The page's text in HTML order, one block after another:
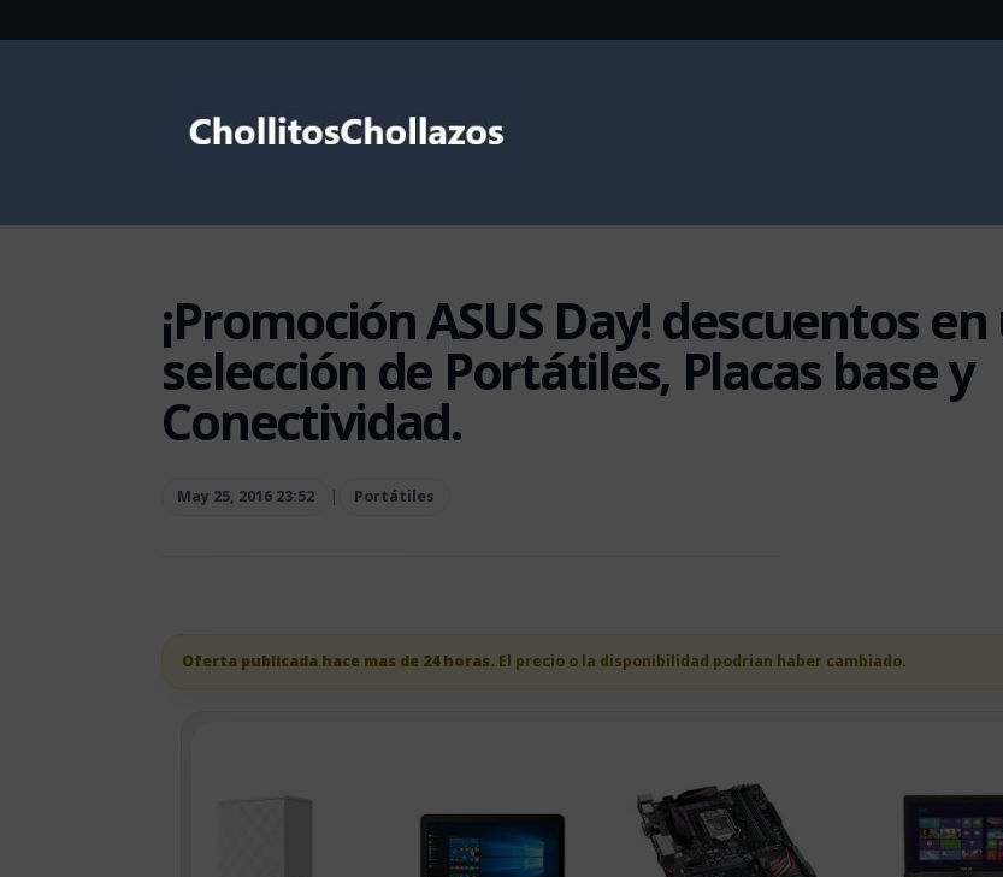
¡Promoción ASUS Day! descuentos
selección de Portátiles, Placas base y
Conectividad.
May 25, 2016 23:52 | Portátiles
Oferta publicada hace mas de 24 horas. El precio o la disponibilidad podrian haber cambiado.